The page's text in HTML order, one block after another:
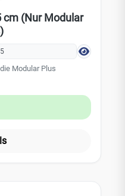
cm (Nur Modular
Modular Plus